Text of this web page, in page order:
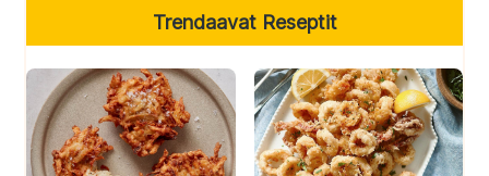
Trendaavat Reseptit